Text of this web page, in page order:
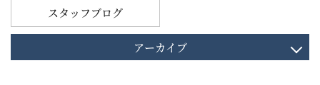
スタッフブログ
アーカイブ